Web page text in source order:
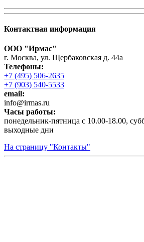
Контактная информация
ООО "Ирмас"
г. Москва, ул. Щербаковская д. 44а
Телефоны:
+7 (495) 506-2635
+7 (903) 540-5533
email:
infо@irmas.ru
Часы работы:
понедельник-пятница с 10.00-18.00,
выходные дни
На страницу "Контакты"